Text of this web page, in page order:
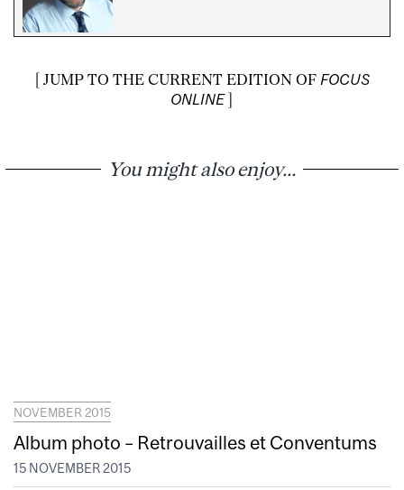
[ JUMP TO THE CURRENT EDITION OF FOCUS
ONLINE]
You might also enjoy...
NOVEMBER 2015
Album photo – Retrouvailles et Conventums
15 NOVEMBER 2015